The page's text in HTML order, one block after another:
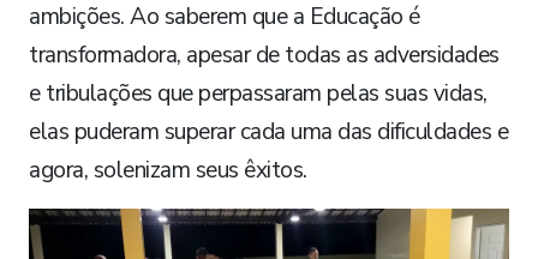
ambições. Ao saberem que a Educação é
transformadora, apesar de todas as adversidades
e tribulações que perpassaram pelas suas vidas,
elas puderam superar cada uma das dificuldades e
agora, solenizam seus êxitos.